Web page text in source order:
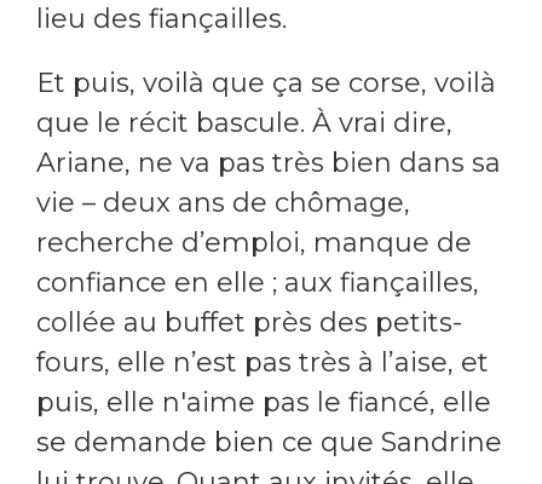
lieu des fiançailles.
Et puis, voilà que ça se corse, voilà
que le récit bascule. À vrai dire,
Ariane, ne va pas très bien dans sa
vie – deux ans de chômage,
recherche d’emploi, manque de
confiance en elle ; aux fiançailles,
collée au buffet près des petits-
fours, elle n’est pas très à l’aise, et
puis, elle n'aime pas le fiancé, elle
se demande bien ce que Sandrine